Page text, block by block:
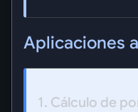
Aplicaciones
1. Cálculo de